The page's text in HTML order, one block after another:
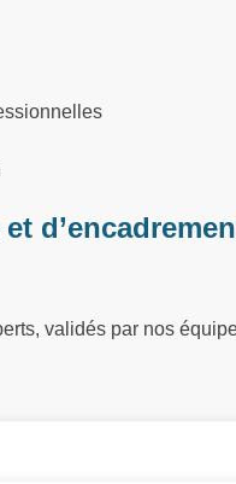
validés par nos